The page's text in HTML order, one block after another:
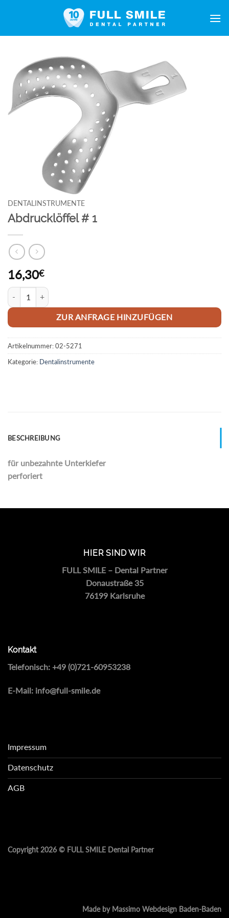
DENTALINSTRUMENTE
Abdrucklöffel # 1
16,30€
Abdrucklöffel # 1 Menge
ZUR ANFRAGE HINZUFÜGEN
Artikelnummer:02-5271
Kategorie: Dentalinstrumente
BESCHREIBUNG
für unbezahnte Unterkiefer
perforiert
HIER SIND WIR
FULL SMILE – Dental Partner
Donaustraße 35
76199 Karlsruhe
Kontakt
Telefonisch: +49 (0)721-60953238
E-Mail: info@full-smile.de
Impressum
Datenschutz
AGB
Copyright 2026 © FULL SMILE Dental Partner
Made by Massimo Webdesign Baden-Baden